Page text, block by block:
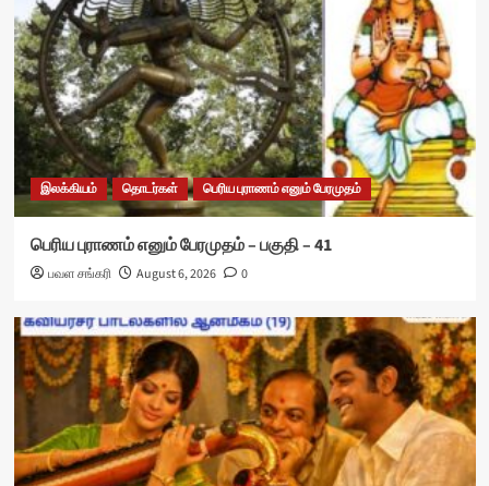
இலக்கியம் தொடர்கள் பெரிய புராணம் எனும் பேரமுதம்
பெரிய புராணம் எனும் பேரமுதம் – பகுதி – 41
பவள சங்கரி August 6, 2026 0